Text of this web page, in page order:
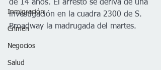
Inmigración
Crimen
Negocios
Salud
de 14 años. El arresto se deriva de una
investigación en la cuadra 2300 de S.
Broadway la madrugada del martes.